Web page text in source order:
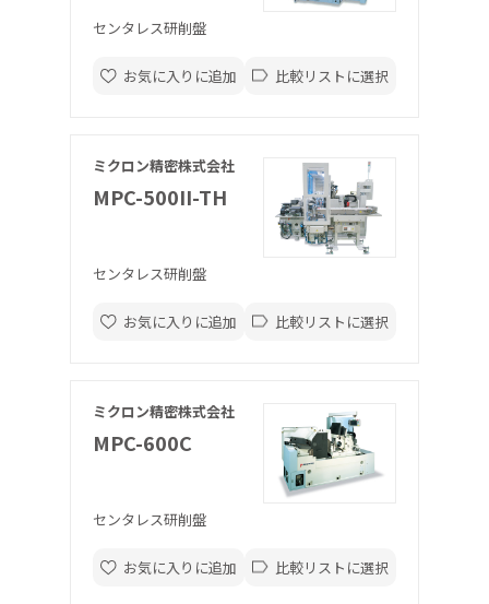
センタレス研削盤
お気に入りに追加 比較リストに選択
ミクロン精密株式会社
MPC-500II-TH
センタレス研削盤
お気に入りに追加 比較リストに選択
ミクロン精密株式会社
MPC-600C
センタレス研削盤
お気に入りに追加 比較リストに選択